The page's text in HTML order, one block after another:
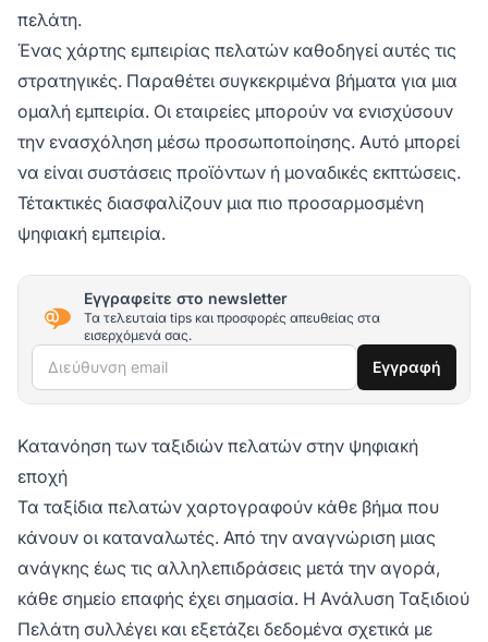
πελάτη.
Ένας χάρτης εμπειρίας πελατών καθοδηγεί αυτές τις
στρατηγικές. Παραθέτει συγκεκριμένα βήματα για μια
ομαλή εμπειρία. Οι εταιρείες μπορούν να ενισχύσουν
την ενασχόληση μέσω προσωποποίησης. Αυτό μπορεί
να είναι συστάσεις προϊόντων ή μοναδικές εκπτώσεις.
Τέτακτικές διασφαλίζουν μια πιο προσαρμοσμένη
ψηφιακή εμπειρία.
Εγγραφείτε στο newsletter
Τα τελευταία tips και προσφορές απευθείας στα
εισερχόμενά σας.
Διεύθυνση email Εγγραφή
Κατανόηση των ταξιδιών πελατών στην ψηφιακή
εποχή
Τα ταξίδια πελατών χαρτογραφούν κάθε βήμα που
κάνουν οι καταναλωτές. Από την αναγνώριση μιας
ανάγκης έως τις αλληλεπιδράσεις μετά την αγορά,
κάθε σημείο επαφής έχει σημασία. Η Ανάλυση Ταξιδιού
Πελάτη συλλέγει και εξετάζει δεδομένα σχετικά με